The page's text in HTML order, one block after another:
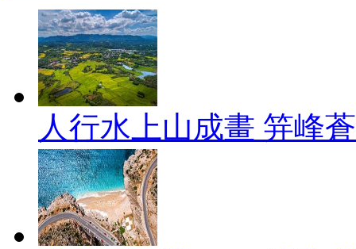
人行水上山成畫 笄峰